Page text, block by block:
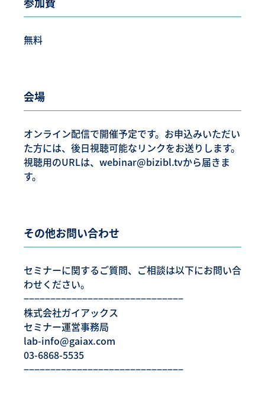
無料
会場
オンライン配信で開催予定です。お申込みいただい
た方には、後日視聴可能なリンクをお送りします。
視聴用のURLは、webinar@bizibl.tvから届きま
す。
その他お問い合わせ
セミナーに関するご質問、ご相談は以下にお問い合
わせください。
−−−−−−−−−−−−−−−−−−−−−−−−−−−−−−
株式会社ガイアックス
セミナー運営事務局
lab-info@gaiax.com
03-6868-5535
−−−−−−−−−−−−−−−−−−−−−−−−−−−−−−